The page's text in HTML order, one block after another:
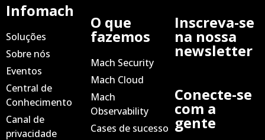
Infomach
Soluções
Sobre nós
Eventos
Central de
Conhecimento
Canal de
privacidade
O que
fazemos
Mach Security
Mach Cloud
Mach
Observability
Cases de sucesso
Inscreva-se
na nossa
newsletter
Conecte-se
com a
gente